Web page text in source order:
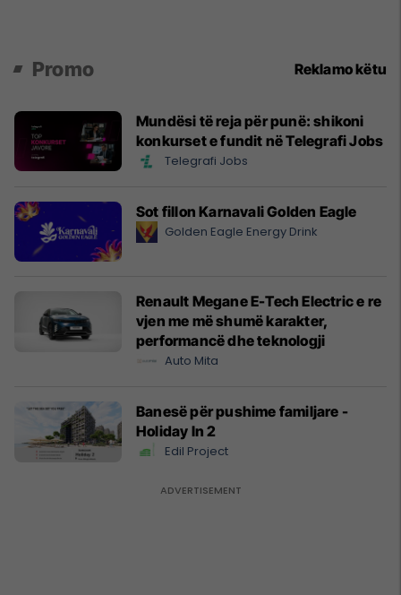
Promo Reklamo këtu
Mundësi të reja për punë: shikoni
konkurset e fundit në Telegrafi Jobs
Telegrafi Jobs
Sot fillon Karnavali Golden Eagle
Golden Eagle Energy Drink
Renault Megane E-Tech Electric e re
vjen me më shumë karakter,
performancë dhe teknologji
Auto Mita
Banesë për pushime familjare -
Holiday In 2
Edil Project